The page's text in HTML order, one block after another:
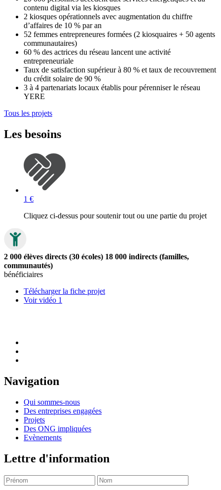
contenu digital via les kiosques
2 kiosques opérationnels avec augmentation du chiffre
d’affaires de 10 % par an
52 femmes entrepreneures formées (2 kiosquaires + 50 agents
communautaires)
60 % des actrices du réseau lancent une activité
entrepreneuriale
Taux de satisfaction supérieur à 80 % et taux de recouvrement
du crédit solaire de 90 %
3 à 4 partenariats locaux établis pour pérenniser le réseau
YERE
Tous les projets
Les besoins
1 €
Cliquez ci-dessus pour soutenir tout ou une partie du projet
2 000 élèves directs (30 écoles) 18 000 indirects (familles,
communautés)
bénéficiaires
Télécharger la fiche projet
Voir vidéo 1
Navigation
Qui sommes-nous
Des entreprises engagées
Projets
Des ONG impliquées
Evènements
Lettre d'information